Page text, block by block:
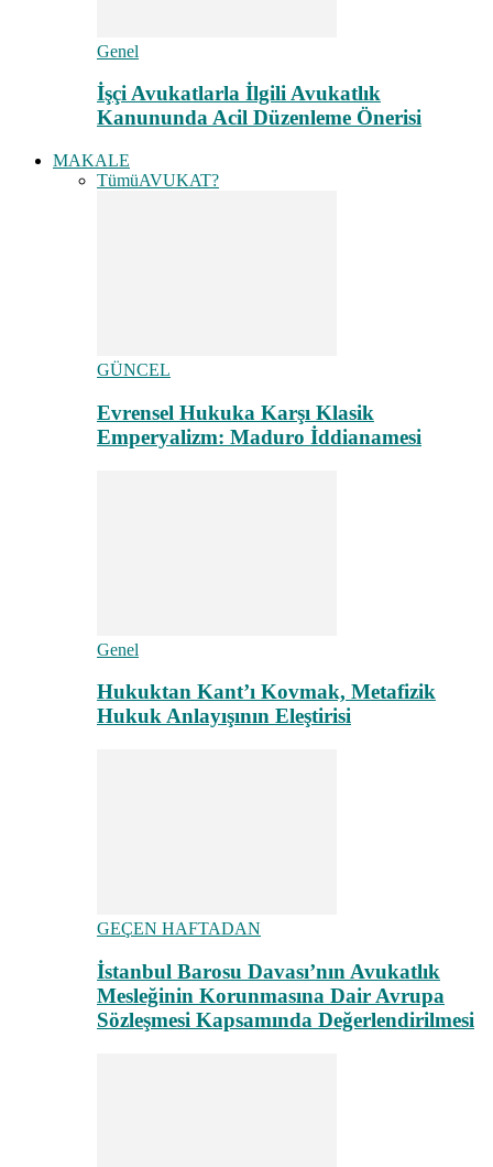
Genel
İşçi Avukatlarla İlgili Avukatlık
Kanununda Acil Düzenleme Önerisi
MAKALE
TümüAVUKAT?
GÜNCEL
Evrensel Hukuka Karşı Klasik
Emperyalizm: Maduro İddianamesi
Genel
Hukuktan Kant’ı Kovmak, Metafizik
Hukuk Anlayışının Eleştirisi
GEÇEN HAFTADAN
İstanbul Barosu Davası’nın Avukatlık
Mesleğinin Korunmasına Dair Avrupa
Sözleşmesi Kapsamında Değerlendirilmesi